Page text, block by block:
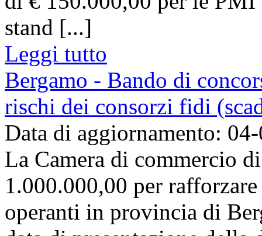
stand [...]
Leggi tutto
Bergamo - Bando di
rischi dei consorzi fidi
Data di aggiornamento:
La Camera di commercio
1.000.000,00 per
operanti in provincia di